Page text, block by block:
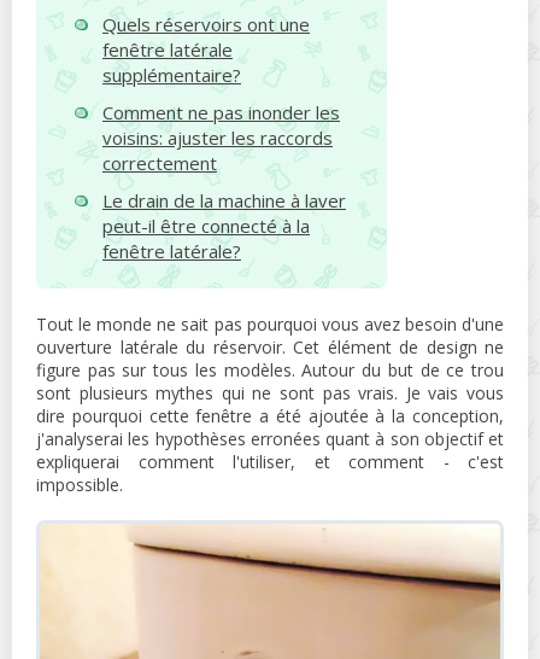
Quels réservoirs ont une
fenêtre latérale
supplémentaire?
Comment ne pas inonder les
voisins: ajuster les raccords
correctement
Le drain de la machine à laver
peut-il être connecté à la
fenêtre latérale?
Tout le monde ne sait pas pourquoi vous avez besoin d'une
ouverture latérale du réservoir. Cet élément de design ne
figure pas sur tous les modèles. Autour du but de ce trou
sont plusieurs mythes qui ne sont pas vrais. Je vais vous
dire pourquoi cette fenêtre a été ajoutée à la conception,
j'analyserai les hypothèses erronées quant à son objectif et
expliquerai comment l'utiliser, et comment - c'est
impossible.